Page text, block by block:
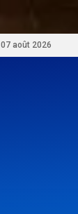
07 août 2026